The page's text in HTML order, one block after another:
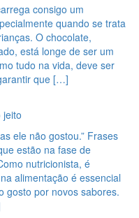
consigo um
quando se trata
O chocolate,
está longe de ser um
tudo na vida, deve ser
que […]
jeito
ele não gostou.” Frases
estão na fase de
nutricionista, é
alimentação é essencial
gosto por novos sabores.